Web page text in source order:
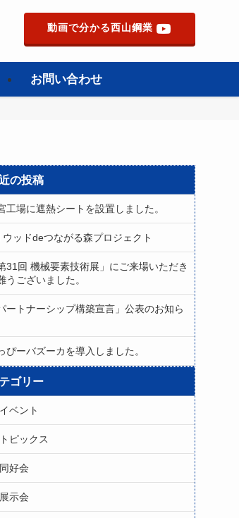
動画で分かる西山鋼業
お問い合わせ
の投稿
工場に遮熱シートを設置しました。
ウッドdeつながる森プロジェクト
31回 機械要素技術展」にご来場いただき
うございました。
ートナーシップ構築宣言」公表のお知ら
ぴーバズーカを導入しました。
ゴリー
イベント
トピックス
同好会
展示会